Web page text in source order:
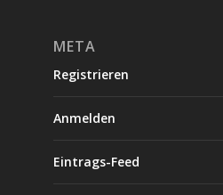
META
Registrieren
Anmelden
Eintrags-Feed